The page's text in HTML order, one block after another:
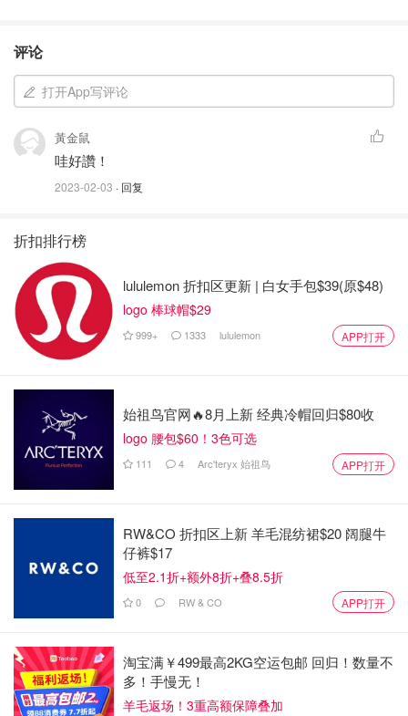
评论
打开App写评论
黃金鼠
哇好讚！
2023-02-03 · 回复
折扣排行榜
lululemon 折扣区更新 | 白女手包$39(原$48)
logo 棒球帽$29
999+ 1333 lululemon APP打开
始祖鸟官网🔥8月上新 经典冷帽回归$80收
logo 腰包$60！3色可选
111 4 Arc'teryx 始祖鸟 APP打开
RW&CO 折扣区上新 羊毛混纺裙$20 阔腿牛
仔裤$17
低至2.1折+额外8折+叠8.5折
0 RW & CO APP打开
淘宝满￥499最高2KG空运包邮 回归！数量不
多！手慢无！
羊毛返场！3重高额保障叠加